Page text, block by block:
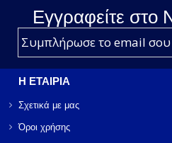
Εγγραφείτε στο
Η ΕΤΑΙΡΙΑ
Σχετικά με μας
Όροι χρήσης